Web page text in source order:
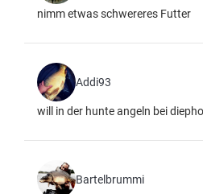
nimm etwas schwereres Futter
Addi93
will in der hunte angeln bei
Bartelbrummi